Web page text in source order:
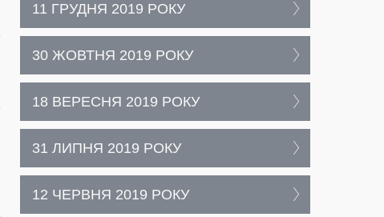
11 ГРУДНЯ 2019 РОКУ
30 ЖОВТНЯ 2019 РОКУ
18 ВЕРЕСНЯ 2019 РОКУ
31 ЛИПНЯ 2019 РОКУ
12 ЧЕРВНЯ 2019 РОКУ